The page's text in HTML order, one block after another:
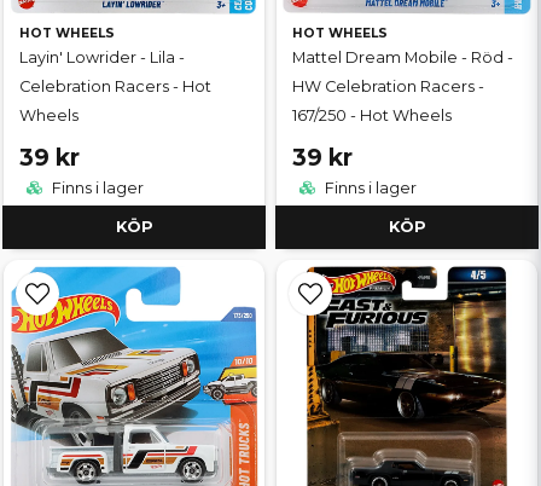
HOT WHEELS
Layin' Lowrider - Lila -
Celebration Racers - Hot
Wheels
39 kr
Finns i lager
KÖP
HOT WHEELS
Mattel Dream Mobile - Röd -
HW Celebration Racers -
167/250 - Hot Wheels
39 kr
Finns i lager
KÖP